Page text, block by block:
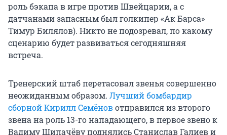
роль бэкапа в игре против Швейцарии, а с
датчанами запасным был голкипер «Ак Барса»
Тимур Билялов). Никто не подозревал, по какому
сценарию будет развиваться сегодняшняя
встреча.
Тренерский штаб перетасовал звенья совершенно
неожиданным образом. Лучший бомбардир
сборной Кирилл Семёновотправился из второго
звена на роль 13-го нападающего, в первое звено к
Вадиму Шипачёву поднялись Станислав Галиев и